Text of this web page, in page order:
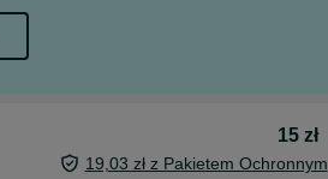
15 zł
19,03 zł z Pakietem Ochronnym